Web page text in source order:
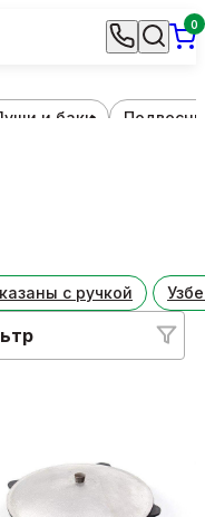
0
и баки
с ручкой